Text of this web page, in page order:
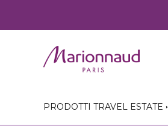
PRODOTTI TRAVEL ESTATE